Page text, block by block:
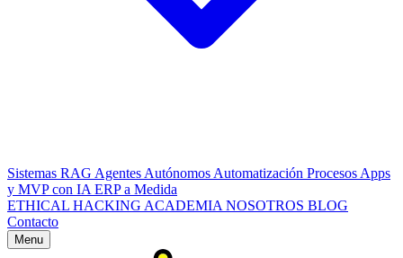
Sistemas RAG Agentes Autónomos Automatización Procesos Apps
y MVP con IA ERP a Medida
ETHICAL HACKING ACADEMIA NOSOTROS BLOG
Contacto
Menu